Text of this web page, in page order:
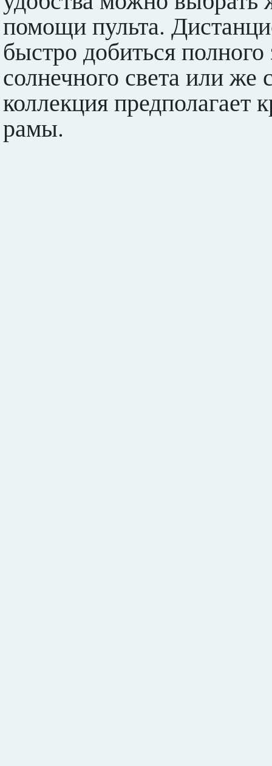
помощи пульта.
быстро добиться
солнечного света или же
коллекция предполагает
рамы.